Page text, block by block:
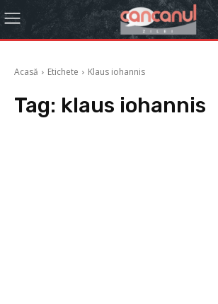
Acasă Etichete Klaus iohannis
Tag: klaus iohannis